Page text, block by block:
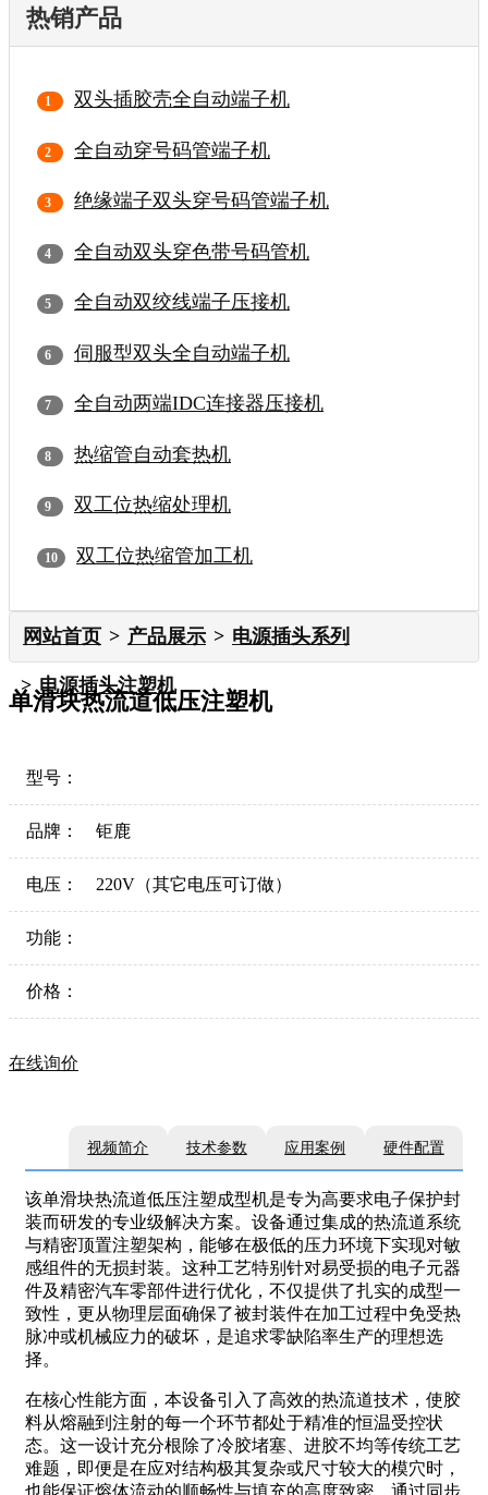
热销产品
双头插胶壳全自动端子机
全自动穿号码管端子机
绝缘端子双头穿号码管端子机
全自动双头穿色带号码管机
全自动双绞线端子压接机
伺服型双头全自动端子机
全自动两端IDC连接器压接机
热缩管自动套热机
双工位热缩处理机
双工位热缩管加工机
网站首页 产品展示 电源插头系列
电源插头注塑机
单滑块热流道低压注塑机
型号：
品牌： 钜鹿
电压： 220V（其它电压可订做）
功能：
价格：
在线询价
视频简介 技术参数 应用案例 硬件配置
该单滑块热流道低压注塑成型机是专为高要求电子保护封
装而研发的专业级解决方案。设备通过集成的热流道系统
与精密顶置注塑架构，能够在极低的压力环境下实现对敏
感组件的无损封装。这种工艺特别针对易受损的电子元器
件及精密汽车零部件进行优化，不仅提供了扎实的成型一
致性，更从物理层面确保了被封装件在加工过程中免受热
脉冲或机械应力的破坏，是追求零缺陷率生产的理想选
择。
在核心性能方面，本设备引入了高效的热流道技术，使胶
料从熔融到注射的每一个环节都处于精准的恒温受控状
态。这一设计充分根除了冷胶堵塞、进胶不均等传统工艺
难题，即便是在应对结构极其复杂或尺寸较大的模穴时，
也能保证熔体流动的顺畅性与填充的高度致密。通过同步